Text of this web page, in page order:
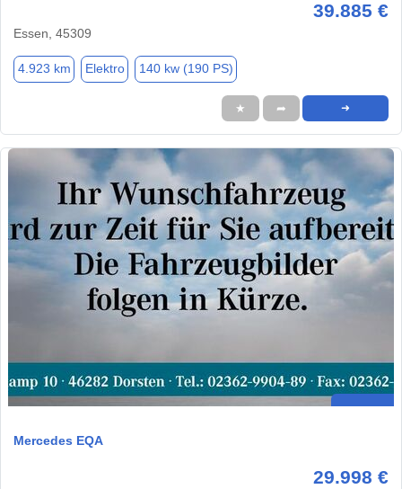
39.885 €
Essen, 45309
4.923 km Elektro 140 kw (190 PS)
★ ➦ ➜
Mercedes EQA
29.998 €